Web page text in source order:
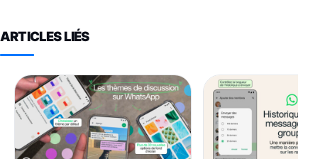
ARTICLES LIÉS